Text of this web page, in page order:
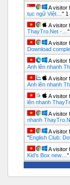
A visitor
tục ngữ Việt… " 1
A visitor
ThayTro.Net -… "
A visitor
Download
A visitor
Anh lên nhanh
A visitor
Anh lên nhanh
A visitor
lên nhanh
A visitor
nhanh
A visitor
"English Club:
A visitor
Kid's Box new… "